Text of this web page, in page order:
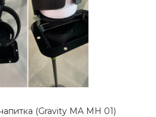
(Gravity MA MH 01)